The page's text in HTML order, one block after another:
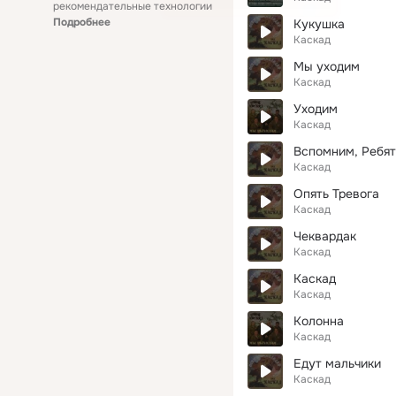
рекомендательные технологии
Подробнее
Кукушка
Каскад
Мы уходим
Каскад
Уходим
Каскад
Вспомним,
Каскад
Опять Тревога
Каскад
Чеквардак
Каскад
Каскад
Каскад
Колонна
Каскад
Едут мальчики
Каскад